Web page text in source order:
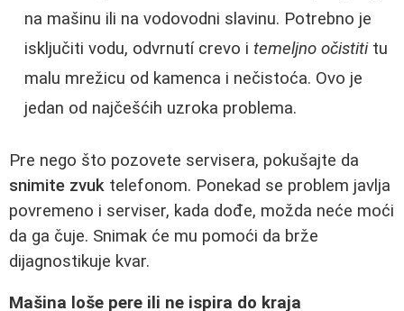
na mašinu ili na vodovodni slavinu. Potrebno je
isključiti vodu, odvrnutí crevo i temeljno očistititu
malu mrežicu od kamenca i nečistoća. Ovo je
jedan od najčešćih uzroka problema.
Pre nego što pozovete servisera, pokušajte da
snimite zvuk telefonom. Ponekad se problem javlja
povremeno i serviser, kada dođe, možda neće moći
da ga čuje. Snimak će mu pomoći da brže
dijagnostikuje kvar.
Mašina loše pere ili ne ispira do kraja